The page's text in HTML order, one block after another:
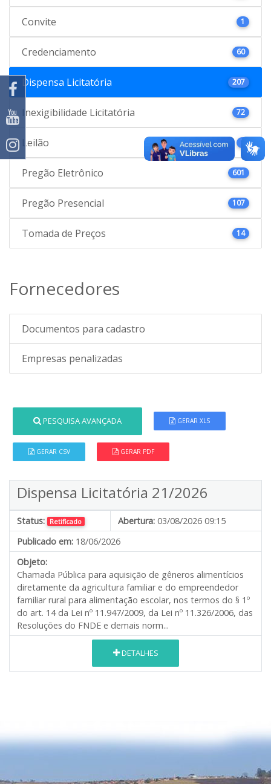
Convite 1
Credenciamento 60
Dispensa Licitatória 207
Inexigibilidade Licitatória 72
Leilão 7
Pregão Eletrônico 601
Pregão Presencial 107
Tomada de Preços 14
Fornecedores
Documentos para cadastro
Empresas penalizadas
PESQUISA AVANÇADA GERAR XLS
GERAR CSV GERAR PDF
Dispensa Licitatória 21/2026
Status: Retificado Abertura: 03/08/2026 09:15
Publicado em: 18/06/2026
Objeto:
Chamada Pública para aquisição de gêneros alimentícios
diretamente da agricultura familiar e do empreendedor
familiar rural para alimentação escolar, nos termos do § 1º
do art. 14 da Lei nº 11.947/2009, da Lei nº 11.326/2006, das
Resoluções do FNDE e demais norm...
DETALHES